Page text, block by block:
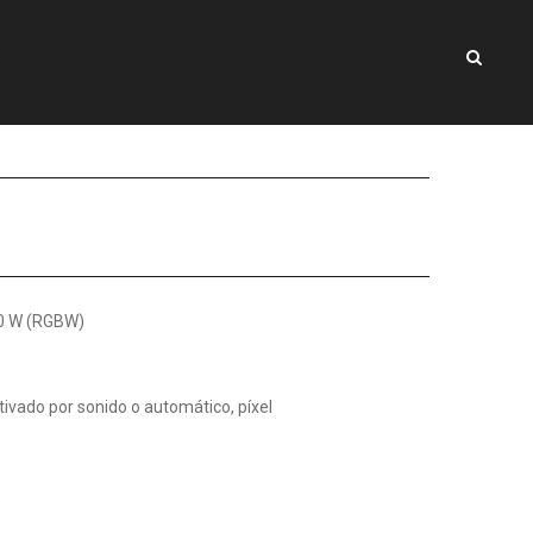
(RGBW)
por sonido o automático, píxel